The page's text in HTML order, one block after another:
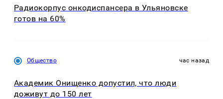
Радиокорпус онкодиспансера в Ульяновске
готов на 60%
Общество час назад
Академик Онищенко допустил, что люди
доживут до 150 лет